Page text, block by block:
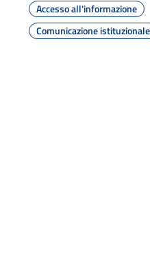
Accesso all'informazione
Comunicazione istituzionale